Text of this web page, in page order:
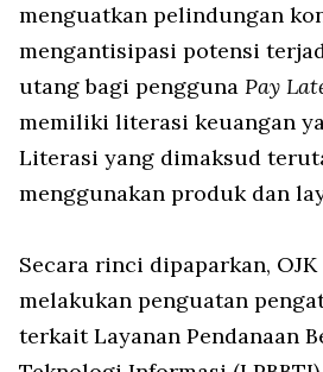
menguatkan pelindungan
mengantisipasi potensi
utang bagi pengguna Pay
memiliki literasi keuangan
Literasi yang dimaksud
menggunakan produk dan
Secara rinci dipaparkan, OJK
melakukan penguatan
terkait Layanan Pendanaan